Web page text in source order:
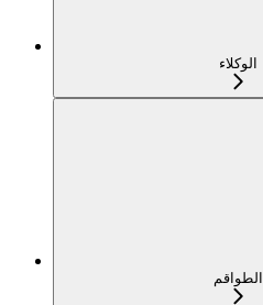
الوكلاء
الطواقم